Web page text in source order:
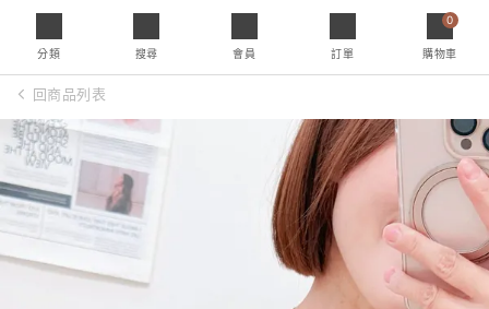
分類 搜尋 會員 訂單
0
購物車
回商品列表